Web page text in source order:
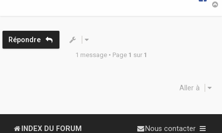
Répondre
1 message • Page 1 sur 1
Aller à
INDEX DU FORUM Nous contacter